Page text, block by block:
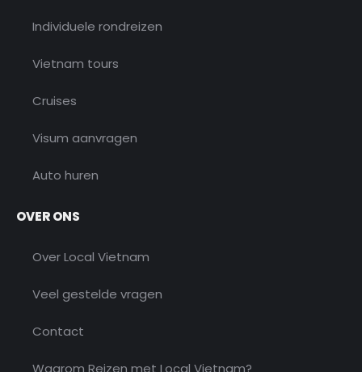
Individuele rondreizen
Vietnam tours
Cruises
Visum aanvragen
Auto huren
OVER ONS
Over Local Vietnam
Veel gestelde vragen
Contact
Waarom Reizen met Local Vietnam?